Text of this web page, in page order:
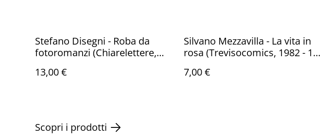
Stefano Disegni - Roba da
fotoromanzi (Chiarelettere,
13,00 €
Silvano Mezzavilla - La vita in
rosa (Trevisocomics, 1982 - 1a
7,00 €
Scopri i prodotti